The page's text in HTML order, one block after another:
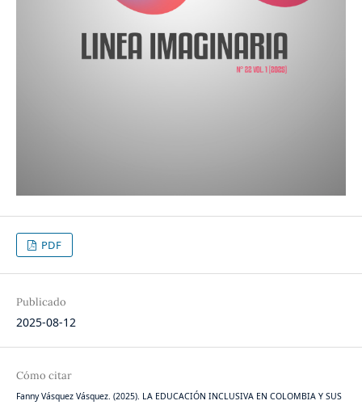
PDF
Publicado
2025-08-12
Cómo citar
Fanny Vásquez Vásquez. (2025). LA EDUCACIÓN INCLUSIVA EN COLOMBIA Y SUS